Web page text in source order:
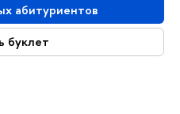
абитуриентов
буклет